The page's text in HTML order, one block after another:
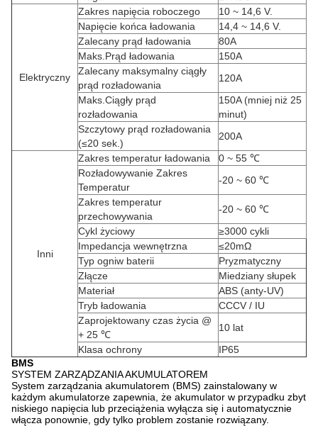
Elektryczny
Zakres napięcia roboczego
10 ~ 14,6 V.
Napięcie końca ładowania
14,4 ~ 14,6 V.
Zalecany prąd ładowania
80A
Maks.Prąd ładowania
150A
Zalecany maksymalny ciągły
prąd rozładowania
120A
Maks.Ciągły prąd
rozładowania
150A (mniej niż 25
minut)
Szczytowy prąd rozładowania
(≤20 sek.)
200A
Inni
Zakres temperatur ładowania
0 ~ 55 ℃
Rozładowywanie Zakres
Temperatur
-20 ~ 60 ℃
Zakres temperatur
przechowywania
-20 ~ 60 ℃
Cykl życiowy
≥3000 cykli
Impedancja wewnętrzna
≤20mΩ
Typ ogniw baterii
Pryzmatyczny
Złącze
Miedziany słupek
Materiał
ABS (anty-UV)
Tryb ładowania
CCCV / IU
Zaprojektowany czas życia @
+ 25 ℃
10 lat
Klasa ochrony
IP65
BMS
SYSTEM ZARZĄDZANIA AKUMULATOREM
System zarządzania akumulatorem (BMS) zainstalowany w
każdym akumulatorze zapewnia, że ​​akumulator w przypadku zbyt
niskiego napięcia lub przeciążenia wyłącza się i automatycznie
włącza ponownie, gdy tylko problem zostanie rozwiązany.